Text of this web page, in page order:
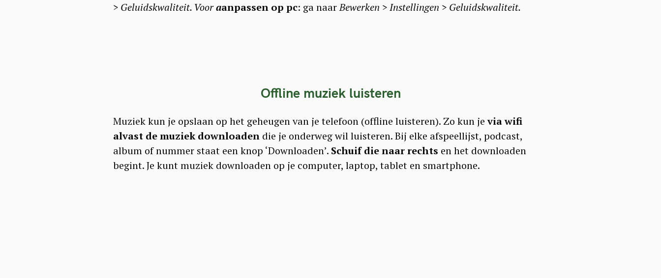
> Geluidskwaliteit. Vooraanpassen op pc: ga naarBewerken > Instellingen > Geluidskwaliteit.
Offline muziek luisteren
Muziek kun je opslaan op het geheugen van je telefoon (offline luisteren). Zo kun jevia wifi
alvast de muziek downloadendie je onderweg wil luisteren. Bij elke afspeellijst, podcast,
album of nummer staat een knop ‘Downloaden’. Schuif die naar rechts en het downloaden
begint. Je kunt muziek downloaden op je computer, laptop, tablet en smartphone.